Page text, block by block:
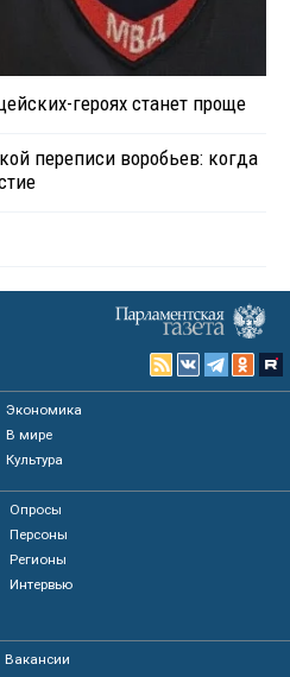
героях станет проще
переписи воробьев: когда
Экономика
В мире
Культура
Опросы
Персоны
Регионы
Интервью
Вакансии